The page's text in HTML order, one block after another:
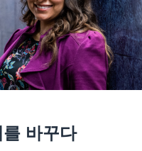
바꾸다